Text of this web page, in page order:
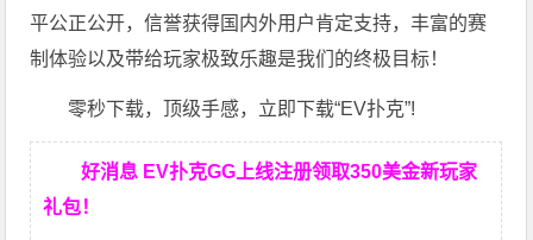
平公正公开，信誉获得国内外用户肯定支持，丰富的赛
制体验以及带给玩家极致乐趣是我们的终极目标！
零秒下载，顶级手感，立即下载“EV扑克”!
好消息 EV扑克GG上线注册领取350美金新玩家
礼包！